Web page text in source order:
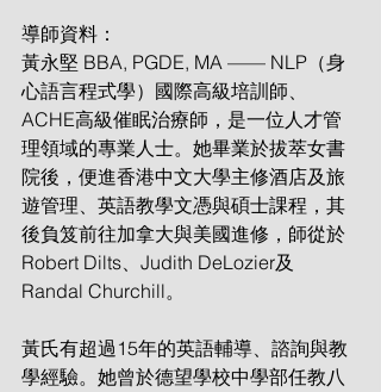
導師資料：
黃永堅 BBA, PGDE, MA —— NLP（身
心語言程式學）國際高級培訓師、
ACHE高級催眠治療師，是一位人才管
理領域的專業人士。她畢業於拔萃女書
院後，便進香港中文大學主修酒店及旅
遊管理、英語教學文憑與碩士課程，其
後負笈前往加拿大與美國進修，師從於
Robert Dilts、Judith DeLozier及
Randal Churchill。
黃氏有超過15年的英語輔導、諮詢與教
學經驗。她曾於德望學校中學部任教八